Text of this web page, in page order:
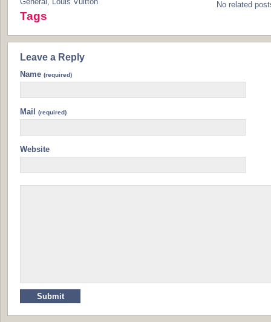
Tags
No related
Leave a Reply
Name (required)
Mail (required)
Website